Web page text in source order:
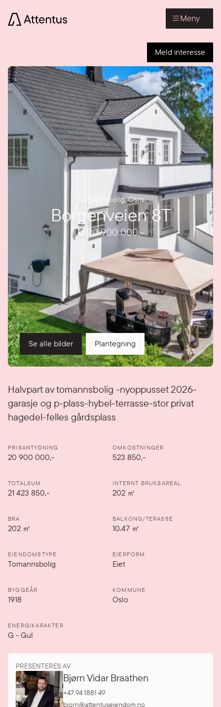
Meny
Meld interesse
Tomannsbolig,Oslo
Borgenveien 8T
kr 20 900 000,-
Se alle bilder Plantegning
Halvpart av tomannsbolig -nyoppusset 2026-
garasje og p-plass-hybel-terrasse-stor privat
hagedel-felles gårdsplass
Detaljer
PRISANTYDNING
20 900 000,-
OMKOSTNINGER
523 850,-
TOTALSUM
21 423 850,-
INTERNT BRUKSAREAL
202 ㎡
BRA
202 ㎡
BALKONG/TERASSE
10.47 ㎡
EIENDOMSTYPE
Tomannsbolig
EIERFORM
Eiet
BYGGEÅR
1918
KOMMUNE
Oslo
ENERGIKARAKTER
G -Gul
PRESENTERES AV
Bjørn Vidar Braathen
+47 94 1881 49
bjorn@attentuseiendom.no